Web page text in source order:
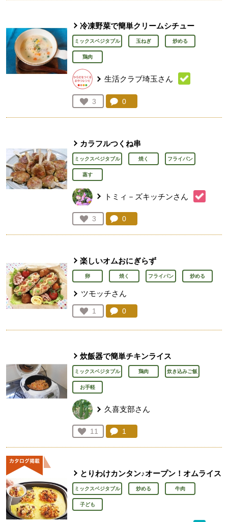
冷凍野菜で簡単クリームシチュー
ミックスベジタブル 玉ねぎ 炒める
鶏肉
生活クラブ埼玉さん
お気に入り登録：
3
人が登録
コメント：
0
カラフルつくね串
ミックスベジタブル 焼く フライパン
蒸す
トミィ－ズキッチンさん
お気に入り登録：
3
人が登録
コメント：
0
楽しいオムおにぎらず
卵 焼く フライパン 炒める
ツモッチさん
お気に入り登録：
1
人が登録
コメント：
0
炊飯器で簡単チキンライス
ミックスベジタブル 鶏肉 炊き込みご飯
お手軽
久喜支部さん
お気に入り登録：
11
人が登録
コメント：
1
とりわけカンタン♪オープン！オムライス
ミックスベジタブル 炒める 牛肉
子ども